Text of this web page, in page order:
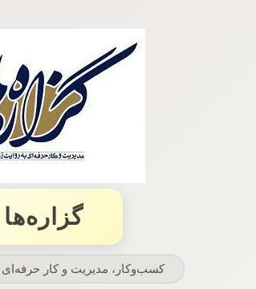
گزاره‌ها
کسب‌وکار، مدیریت و كار حرفه‌ای